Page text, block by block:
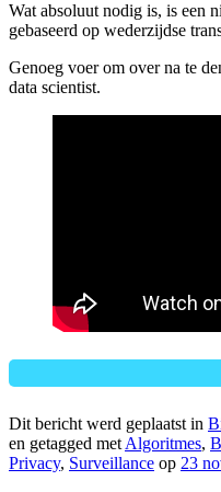
Wat absoluut nodig is, is een
gebaseerd op wederzijdse
Genoeg voer om over na te
data scientist.
Dit bericht werd geplaatst in
en getagged met Algoritmes,
Privacy, Surveillance op 23